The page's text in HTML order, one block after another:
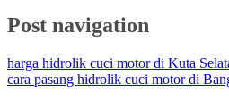
Post navigation
harga hidrolik cuci motor di Kuta
cara pasang hidrolik cuci motor di